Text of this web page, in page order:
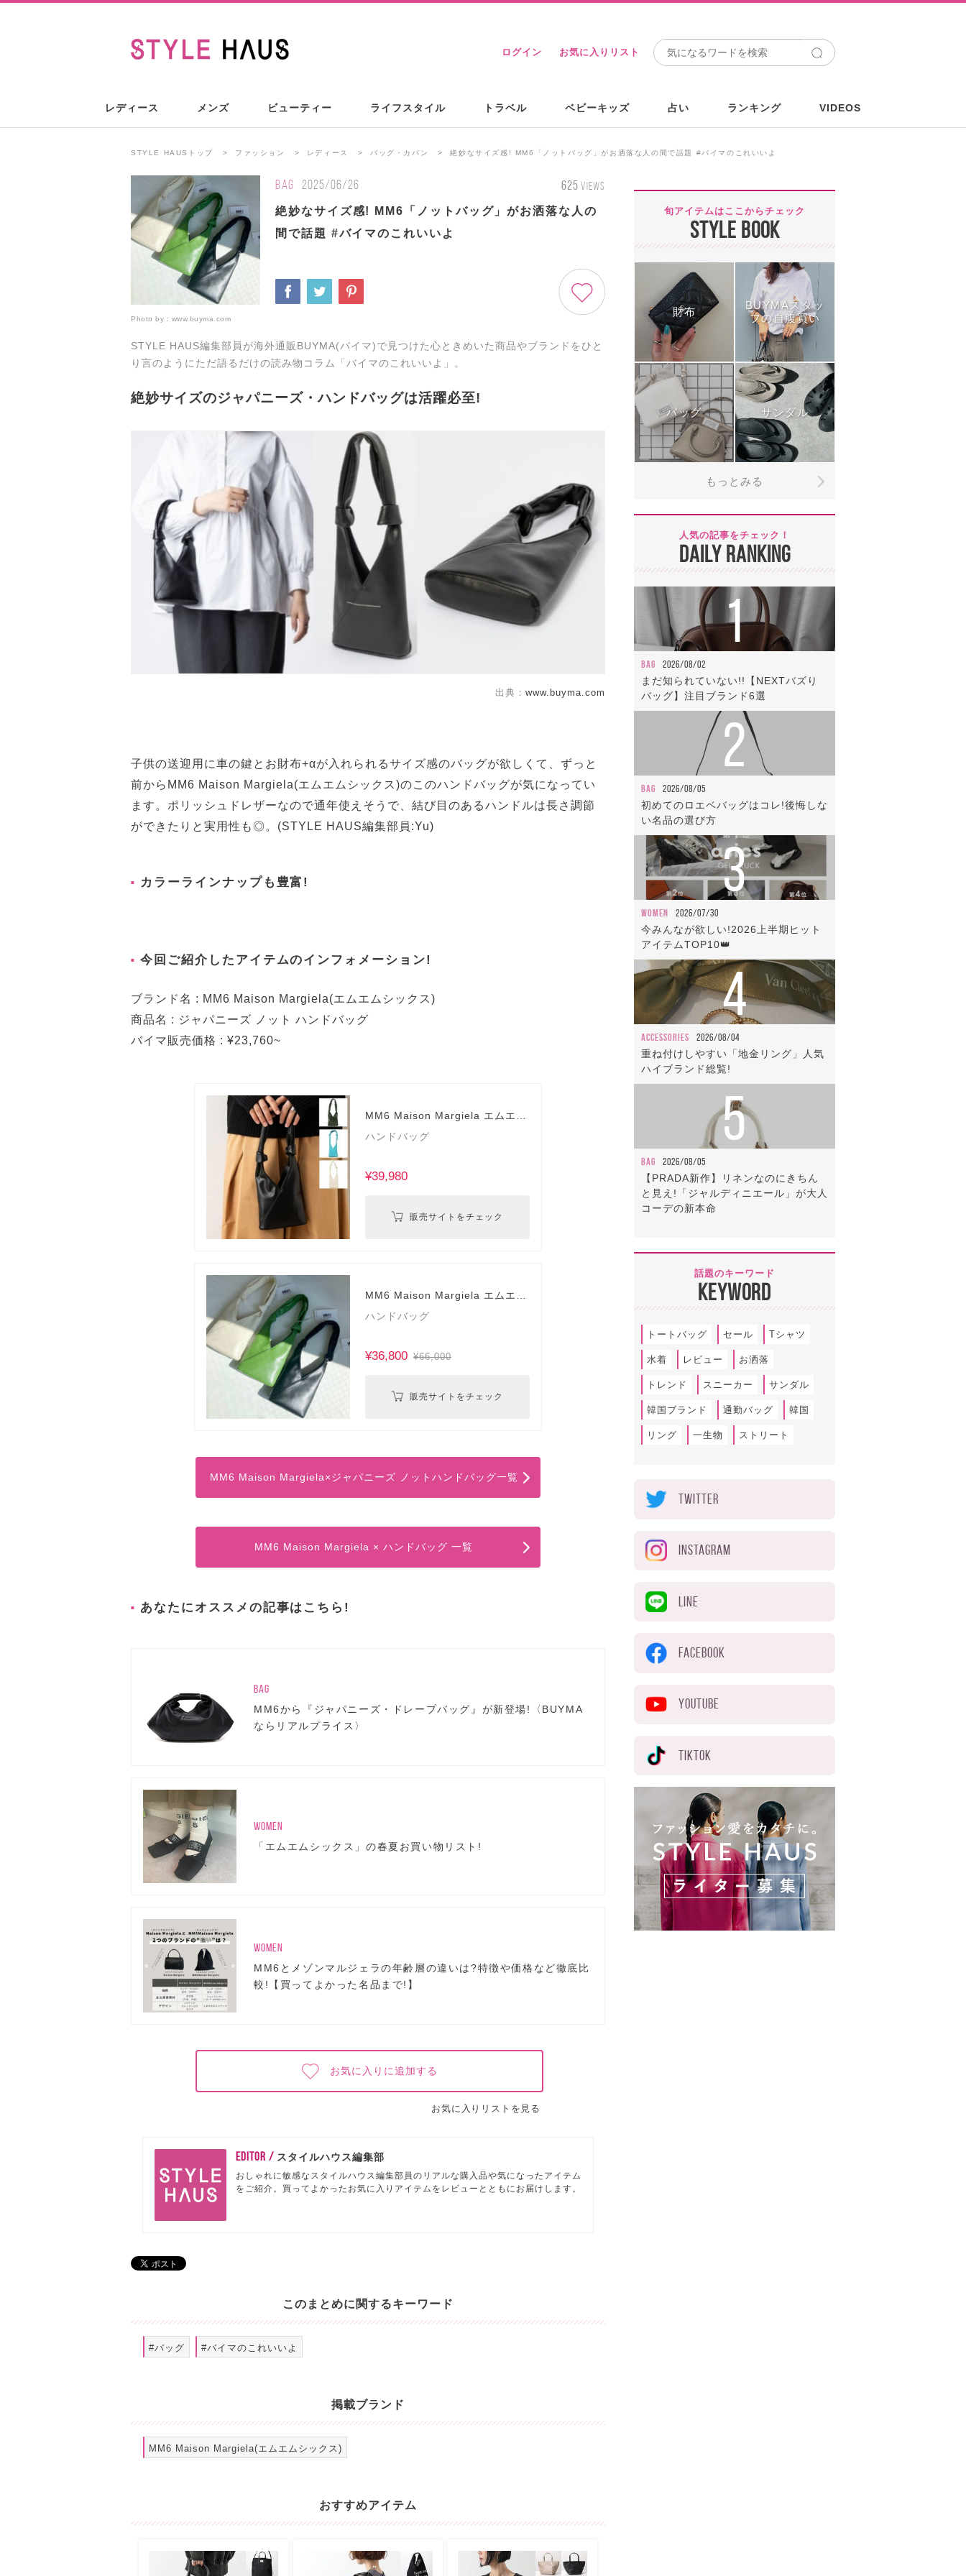
ログイン お気に入りリスト
レディース メンズ ビューティー ライフスタイル トラベル ベビーキッズ 占い ランキング VIDEOS
STYLE HAUSトップ ファッション レディース バッグ・カバン 絶妙なサイズ感! MM6「ノットバッグ」がお洒落な人の間で話題 #バイマのこれいいよ
BAG 2025/06/26 625 VIEWS
絶妙なサイズ感! MM6「ノットバッグ」がお洒落な人の
間で話題 #バイマのこれいいよ
Photo by： www.buyma.com
STYLE HAUS編集部員が海外通販BUYMA(バイマ)で見つけた心ときめいた商品やブランドをひと
り言のようにただ語るだけの読み物コラム「バイマのこれいいよ」。
絶妙サイズのジャパニーズ・ハンドバッグは活躍必至!
出典： www.buyma.com
子供の送迎用に車の鍵とお財布+αが入れられるサイズ感のバッグが欲しくて、ずっと
前からMM6 Maison Margiela(エムエムシックス)のこのハンドバッグが気になってい
ます。ポリッシュドレザーなので通年使えそうで、結び目のあるハンドルは長さ調節
ができたりと実用性も◎。(STYLE HAUS編集部員:Yu)
カラーラインナップも豊富!
今回ご紹介したアイテムのインフォメーション!
ブランド名 : MM6 Maison Margiela(エムエムシックス)
商品名 : ジャパニーズ ノット ハンドバッグ
バイマ販売価格 : ¥23,760~
MM6 Maison Margiela エムエム
ハンドバッグ
¥39,980
販売サイトをチェック
MM6 Maison Margiela エムエム
ハンドバッグ
¥36,800 ¥66,000
販売サイトをチェック
MM6 Maison Margiela×ジャパニーズ ノットハンドバッグ一覧
MM6 Maison Margiela × ハンドバッグ 一覧
あなたにオススメの記事はこちら!
BAG
MM6から『ジャパニーズ・ドレープバッグ』が新登場!〈BUYMA
ならリアルプライス〉
WOMEN
「エムエムシックス」の春夏お買い物リスト!
WOMEN
MM6とメゾンマルジェラの年齢層の違いは?特徴や価格など徹底比
較!【買ってよかった名品まで!】
お気に入りに追加する
お気に入りリストを見る
EDITOR / スタイルハウス編集部
おしゃれに敏感なスタイルハウス編集部員のリアルな購入品や気になったアイテム
をご紹介。買ってよかったお気に入りアイテムをレビューとともにお届けします。
このまとめに関するキーワード
#バッグ #バイマのこれいいよ
掲載ブランド
MM6 Maison Margiela(エムエムシックス)
おすすめアイテム
旬アイテムはここからチェック
STYLE BOOK
財布
BUYMAスタッ
フの自腹買い
バッグ サンダル
もっとみる
人気の記事をチェック！
DAILY RANKING
1
BAG 2026/08/02
まだ知られていない!!【NEXTバズり
バッグ】注目ブランド6選
2
BAG 2026/08/05
初めてのロエベバッグはコレ!後悔しな
い名品の選び方
3
WOMEN 2026/07/30
今みんなが欲しい!2026上半期ヒット
アイテムTOP10👑
4
ACCESSORIES 2026/08/04
重ね付けしやすい「地金リング」人気
ハイブランド総覧!
5
BAG 2026/08/05
【PRADA新作】リネンなのにきちん
と見え!「ジャルディニエール」が大人
コーデの新本命
話題のキーワード
KEYWORD
トートバッグ セール Tシャツ
水着 レビュー お洒落
トレンド スニーカー サンダル
韓国ブランド 通勤バッグ 韓国
リング 一生物 ストリート
TWITTER
INSTAGRAM
LINE
FACEBOOK
YOUTUBE
TIKTOK